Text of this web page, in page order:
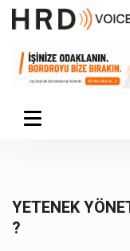
YETENEK
?